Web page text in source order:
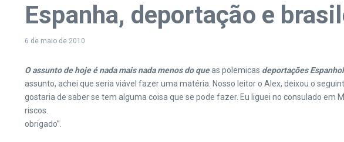
Espanha, deportação e
6 de maio de 2010
O assunto de hoje é nada mais nada menos do queas polemicas deportações
assunto, achei que seria viável fazer uma matéria. Nosso leitor o Alex, deixou o
gostaria de saber se tem alguma coisa que se pode fazer. Eu liguei no consulado
riscos.
obrigado”.